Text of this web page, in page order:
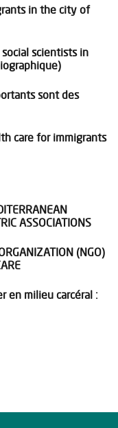
in the city of
scientists in
sont des
care for immigrants
ASSOCIATIONS
(NGO)
en milieu carcéral :